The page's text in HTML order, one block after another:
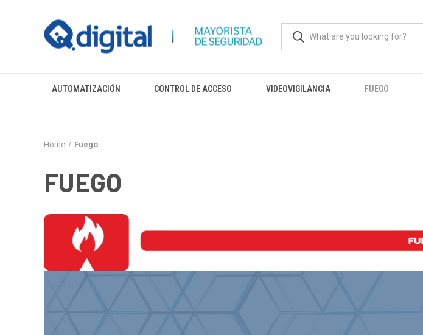
AUTOMATIZACIÓN CONTROL DE ACCESO VIDEOVIGILANCIA FUEGO
Home Fuego
FUEGO